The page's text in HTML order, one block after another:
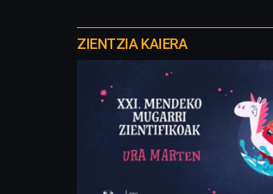
proyectos
ZIENTZIA KAIERA